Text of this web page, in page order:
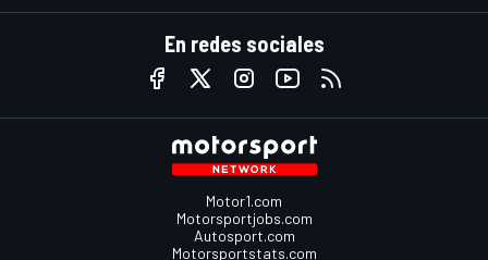
En redes sociales
Motor1.com
Motorsportjobs.com
Autosport.com
Motorsportstats.com